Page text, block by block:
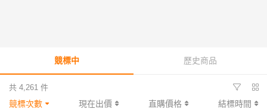
競標中 歷史商品
共 4,261 件
競標次數 現在出價 直購價格 結標時間